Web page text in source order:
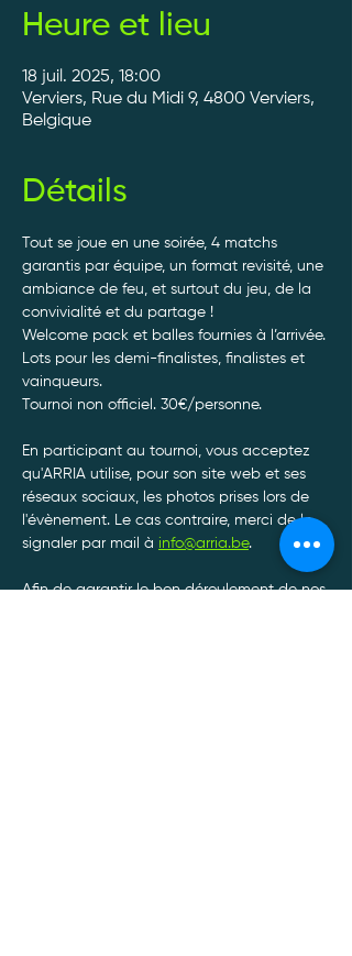
Heure et lieu
18 juil. 2025, 18:00
Verviers, Rue du Midi 9, 4800 Verviers,
Belgique
Détails
Tout se joue en une soirée, 4 matchs
garantis par équipe, un format revisité, une
ambiance de feu, et surtout du jeu, de la
convivialité et du partage !
Welcome pack et balles fournies à l’arrivée.
Lots pour les demi-finalistes, finalistes et
vainqueurs.
Tournoi non officiel. 30€/personne.
En participant au tournoi, vous acceptez
qu'ARRIA utilise, pour son site web et ses
réseaux sociaux, les photos prises lors de
l'évènement. Le cas contraire, merci de le
signaler par mail à info@arria.be.
Afin de garantir le bon déroulement de nos